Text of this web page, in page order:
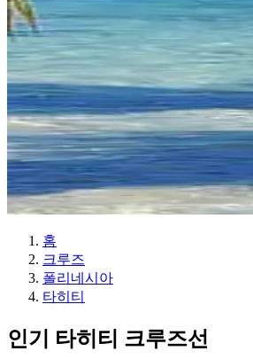
홈
크루즈
폴리네시아
타히티
인기 타히티 크루즈선